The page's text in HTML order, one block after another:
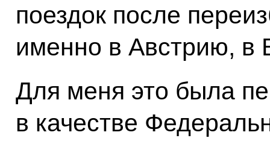
поездок после
именно в Австрию, в
Для меня это была
в качестве